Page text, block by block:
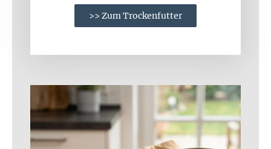
>> Zum Trockenfutter